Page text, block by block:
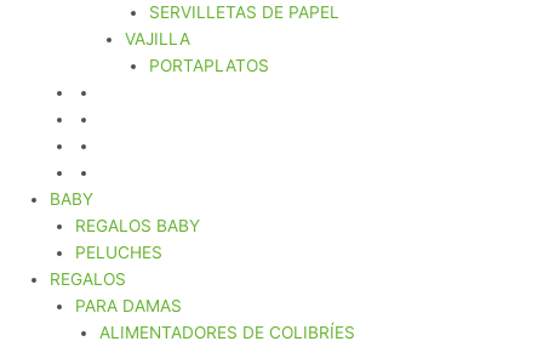
SERVILLETAS DE PAPEL
VAJILLA
PORTAPLATOS
BABY
REGALOS BABY
PELUCHES
REGALOS
PARA DAMAS
ALIMENTADORES DE COLIBRÍES